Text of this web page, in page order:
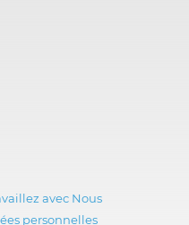
avec Nous
personnelles